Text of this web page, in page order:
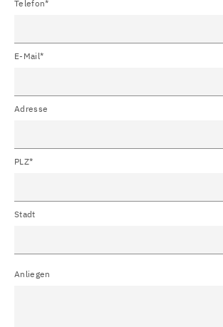
Telefon*
E-Mail*
Adresse
PLZ*
Stadt
Anliegen